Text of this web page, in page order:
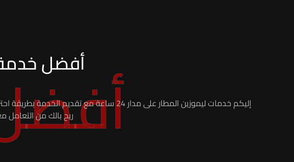
أفضل
إليكم خدمات ليموزين المطار على مدار 24 ساعة مع تقديم الخدمة بطريقة احترافية وبأعلى معايير الأمان والسلامة. شركة روو ليموزين مزودة بأسطول من أحدث السيارات وأمهر السائقين
ريح بالك من التعامل